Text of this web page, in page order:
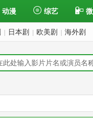
动漫 综艺
日本剧 欧美剧 海外剧